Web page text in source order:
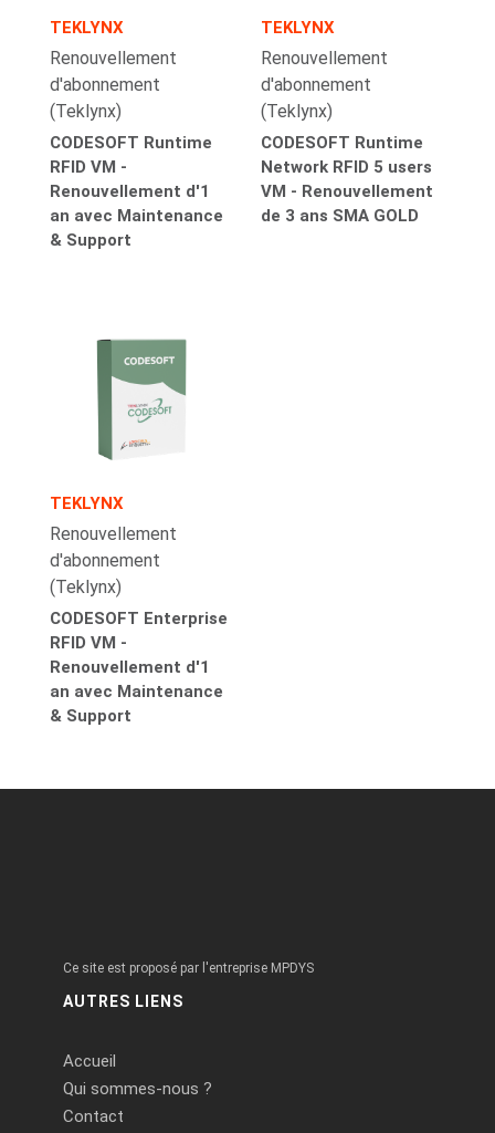
TEKLYNX
Renouvellement
d'abonnement
(Teklynx)
CODESOFT Runtime
RFID VM -
Renouvellement d'1
an avec Maintenance
& Support
TEKLYNX
Renouvellement
d'abonnement
(Teklynx)
CODESOFT Runtime
Network RFID 5 users
VM - Renouvellement
de 3 ans SMA GOLD
TEKLYNX
Renouvellement
d'abonnement
(Teklynx)
CODESOFT Enterprise
RFID VM -
Renouvellement d'1
an avec Maintenance
& Support
Ce site est proposé par l'entreprise MPDYS
AUTRES LIENS
Accueil
Qui sommes-nous ?
Contact